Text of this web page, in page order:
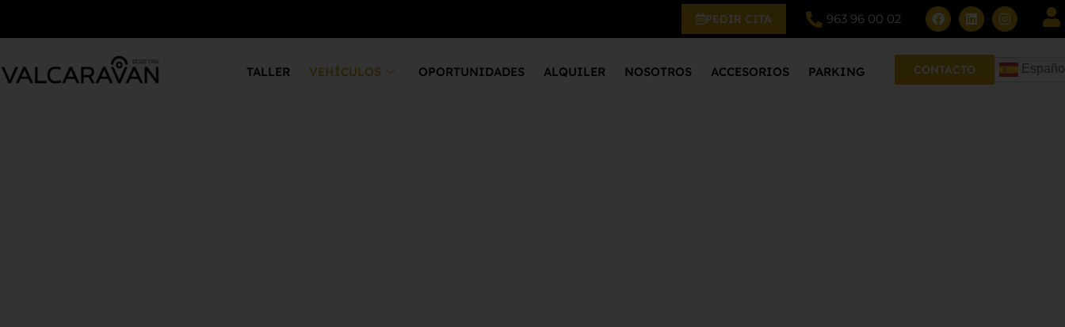
PEDIR CITA 963 96 00 02
TALLER VEHÍCULOS OPORTUNIDADES ALQUILER NOSOTROS ACCESORIOS PARKING CONTACTO